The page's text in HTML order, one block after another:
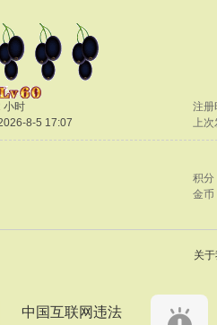
小时
注册
8-5 17:07 上次
积分
金币
关
中国互联网违法